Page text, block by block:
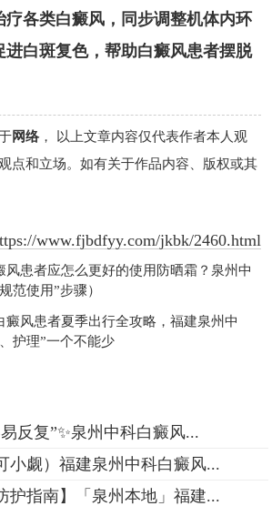
疗各类白癜风，同步调整机体内环
进白斑复色，帮助白癜风患者摆脱
网络， 以上文章内容仅代表作者本人观
点和立场。如有关于作品内容、版权或其
www.fjbdfyy.com/jkbk/2460.html
风患者应怎么更好的使用防晒霜？泉州中
范使用”步骤）
癜风患者夏季出行全攻略，福建泉州中
护理”一个不能少
反复”✨泉州中科白癜风...
小觑）福建泉州中科白癜风...
护指南】「泉州本地」福建...